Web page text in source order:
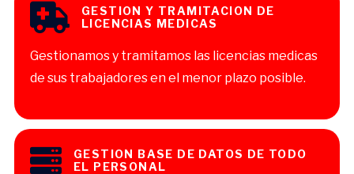
GESTION Y TRAMITACION DE
LICENCIAS MEDICAS
Gestionamos y tramitamos las licencias medicas
de sus trabajadores en el menor plazo posible.
GESTION BASE DE DATOS DE TODO
EL PERSONAL